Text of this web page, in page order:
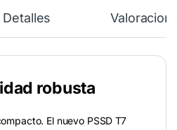
Detalles
robusta
El nuevo PSSD T7